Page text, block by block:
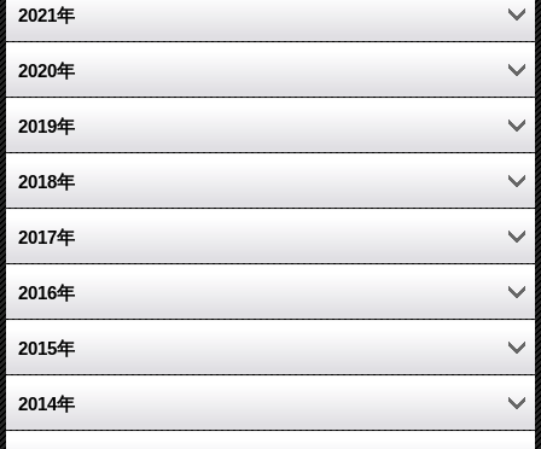
2月 (1)
9月 (2)
8月 (3)
7月 (3)
6月 (5)
5月 (7)
4月 (6)
3月 (5)
4月 (1)
1月 (1)
5月 (3)
4月 (4)
3月 (4)
2月 (3)
1月 (5)
12月 (6)
11月 (6)
10月 (6)
9月 (5)
8月 (4)
7月 (7)
6月 (5)
5月 (3)
2021年
12月 (11)
11月 (5)
10月 (4)
9月 (8)
8月 (5)
7月 (5)
6月 (7)
2020年
12月 (5)
11月 (4)
10月 (5)
9月 (5)
8月 (7)
7月 (10)
2019年
12月 (6)
11月 (10)
10月 (5)
9月 (7)
8月 (7)
2018年
12月 (5)
11月 (8)
10月 (6)
9月 (7)
2017年
12月 (3)
11月 (1)
10月 (7)
2016年
12月 (6)
11月 (4)
2015年
12月 (17)
2014年